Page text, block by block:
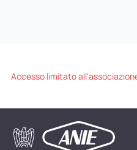
Accesso limitato